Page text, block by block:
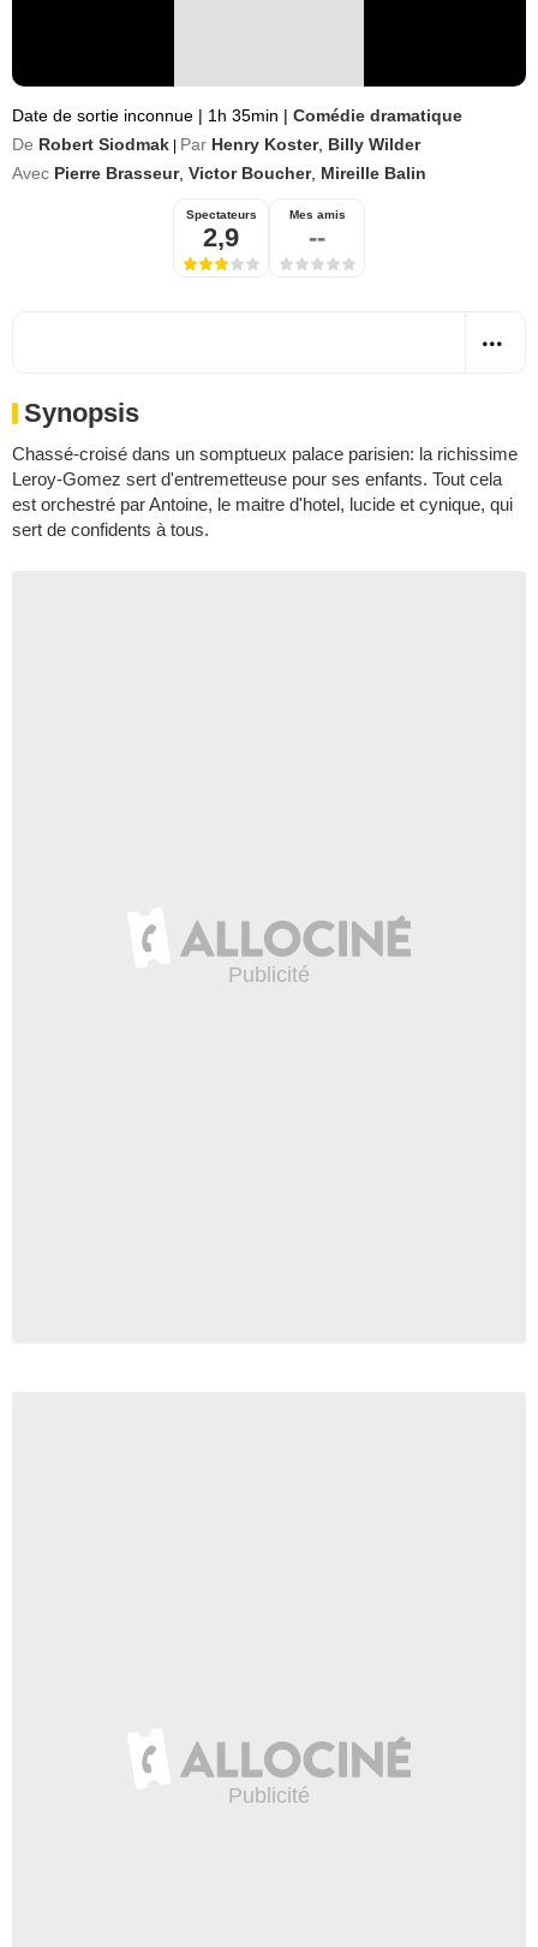
Date de sortie inconnue | 1h 35min | Comédie dramatique
De Robert Siodmak Par Henry Koster, Billy Wilder
Avec Pierre Brasseur, Victor Boucher, Mireille Balin
Spectateurs
2,9
Mes amis
--
Synopsis
Chassé-croisé dans un somptueux palace parisien: la richissime
Leroy-Gomez sert d'entremetteuse pour ses enfants. Tout cela
est orchestré par Antoine, le maitre d'hotel, lucide et cynique, qui
sert de confidents à tous.